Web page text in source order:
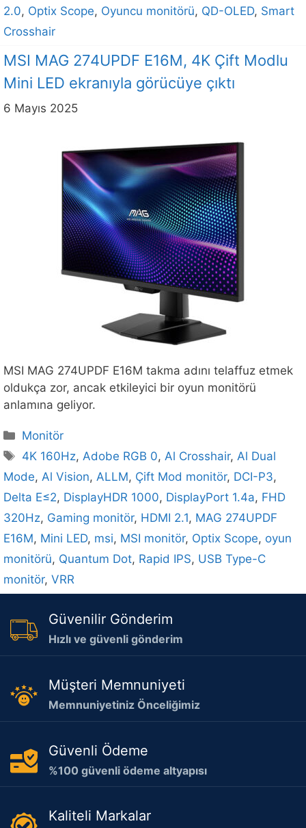
2.0, Optix Scope, Oyuncu monitörü, QD-OLED, Smart
Crosshair
MSI MAG 274UPDF E16M, 4K Çift Modlu
Mini LED ekranıyla görücüye çıktı
6 Mayıs 2025
MSI MAG 274UPDF E16M takma adını telaffuz etmek
oldukça zor, ancak etkileyici bir oyun monitörü
anlamına geliyor.
Kategoriler
Monitör
Etiketler
4K 160Hz,Adobe RGB 0,Al Crosshair,Al Dual
Mode, Al Vision, ALLM, Çift Mod monitör, DCI-P3,
Delta E≤2, DisplayHDR 1000, DisplayPort 1.4a, FHD
320Hz, Gaming monitör, HDMI 2.1, MAG 274UPDF
E16M, Mini LED, msi, MSI monitör, Optix Scope, oyun
monitörü, Quantum Dot, Rapid IPS, USB Type-C
monitör, VRR
Güvenilir Gönderim
Hızlı ve güvenli gönderim
Müşteri Memnuniyeti
Memnuniyetiniz Önceliğimiz
Güvenli Ödeme
%100 güvenli ödeme altyapısı
Kaliteli Markalar